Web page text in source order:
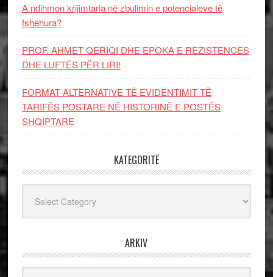
A ndihmon krijimtaria në zbulimin e potencialeve të
fshehura?
PROF. AHMET QERIQI DHE EPOKA E REZISTENCЁS
DHE LUFTЁS PЁR LIRI!
FORMAT ALTERNATIVE TË EVIDENTIMIT TË
TARIFËS POSTARE NË HISTORINË E POSTËS
SHQIPTARE
KATEGORITË
ARKIV